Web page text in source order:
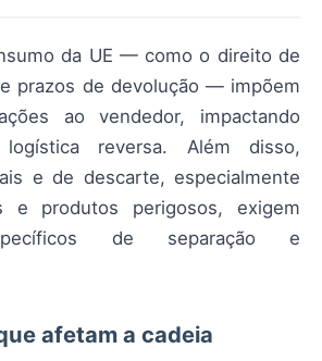
da UE — como o direito de
prazos de devolução — impõem
ao vendedor, impactando
reversa. Além disso,
e de descarte, especialmente
e produtos perigosos, exigem
de separação e
afetam a cadeia